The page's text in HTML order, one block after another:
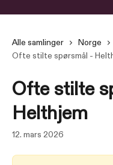
Alle samlinger Norge
Ofte stilte spørsmål -
Ofte stilte
Helthjem
12. mars 2026